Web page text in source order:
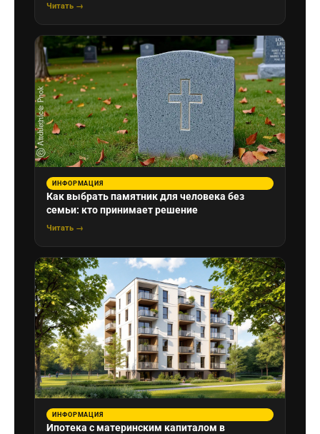
Читать →
ИНФОРМАЦИЯ
Как выбрать памятник для человека без
семьи: кто принимает решение
Читать →
ИНФОРМАЦИЯ
Ипотека с материнским капиталом в